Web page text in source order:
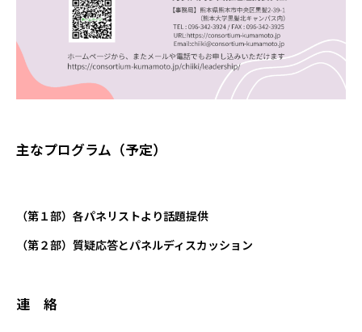
主なプログラム（予定）
（第１部）各パネリストより話題提供
（第２部）質疑応答とパネルディスカッション
連 絡